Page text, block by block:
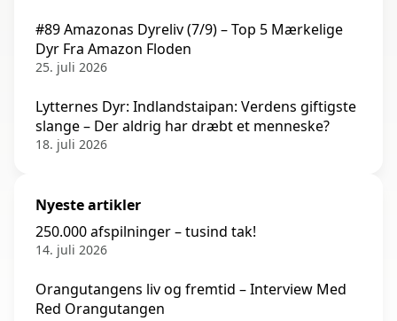
#89 Amazonas Dyreliv (7/9) – Top 5 Mærkelige
Dyr Fra Amazon Floden
25. juli 2026
Lytternes Dyr: Indlandstaipan: Verdens giftigste
slange – Der aldrig har dræbt et menneske?
18. juli 2026
Nyeste artikler
250.000 afspilninger – tusind tak!
14. juli 2026
Orangutangens liv og fremtid – Interview Med
Red Orangutangen